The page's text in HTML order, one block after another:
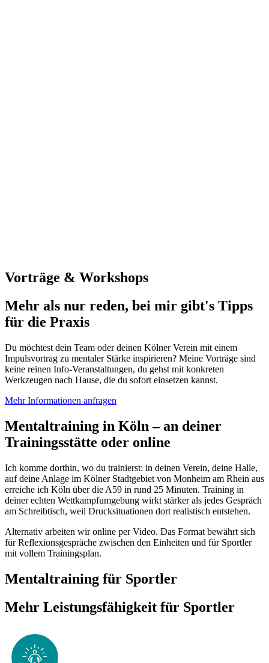
Vorträge & Workshops
Mehr als nur reden, bei mir gibt's Tipps
für die Praxis
Du möchtest dein Team oder deinen Kölner Verein mit einem
Impulsvortrag zu mentaler Stärke inspirieren? Meine Vorträge sind
keine reinen Info-Veranstaltungen, du gehst mit konkreten
Werkzeugen nach Hause, die du sofort einsetzen kannst.
Mehr Informationen anfragen
Mentaltraining in Köln – an deiner
Trainingsstätte oder online
Ich komme dorthin, wo du trainierst: in deinen Verein, deine Halle,
auf deine Anlage im Kölner Stadtgebiet von Monheim am Rhein aus
erreiche ich Köln über die A59 in rund 25 Minuten. Training in
deiner echten Wettkampfumgebung wirkt stärker als jedes Gespräch
am Schreibtisch, weil Drucksituationen dort realistisch entstehen.
Alternativ arbeiten wir online per Video. Das Format bewährt sich
für Reflexionsgespräche zwischen den Einheiten und für Sportler
mit vollem Trainingsplan.
Mentaltraining für Sportler
Mehr Leistungs­fähigkeit für Sportler